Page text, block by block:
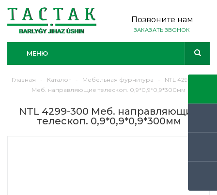
Позвоните нам
ЗАКАЗАТЬ ЗВОНОК
МЕНЮ
Главная - Каталог - Мебельная фурнитура -
NTL 4299-300
Меб. направляющие телескоп. 0,9*0,9*0,9*300мм
NTL 4299-300 Меб. направляющие
телескоп. 0,9*0,9*0,9*300мм